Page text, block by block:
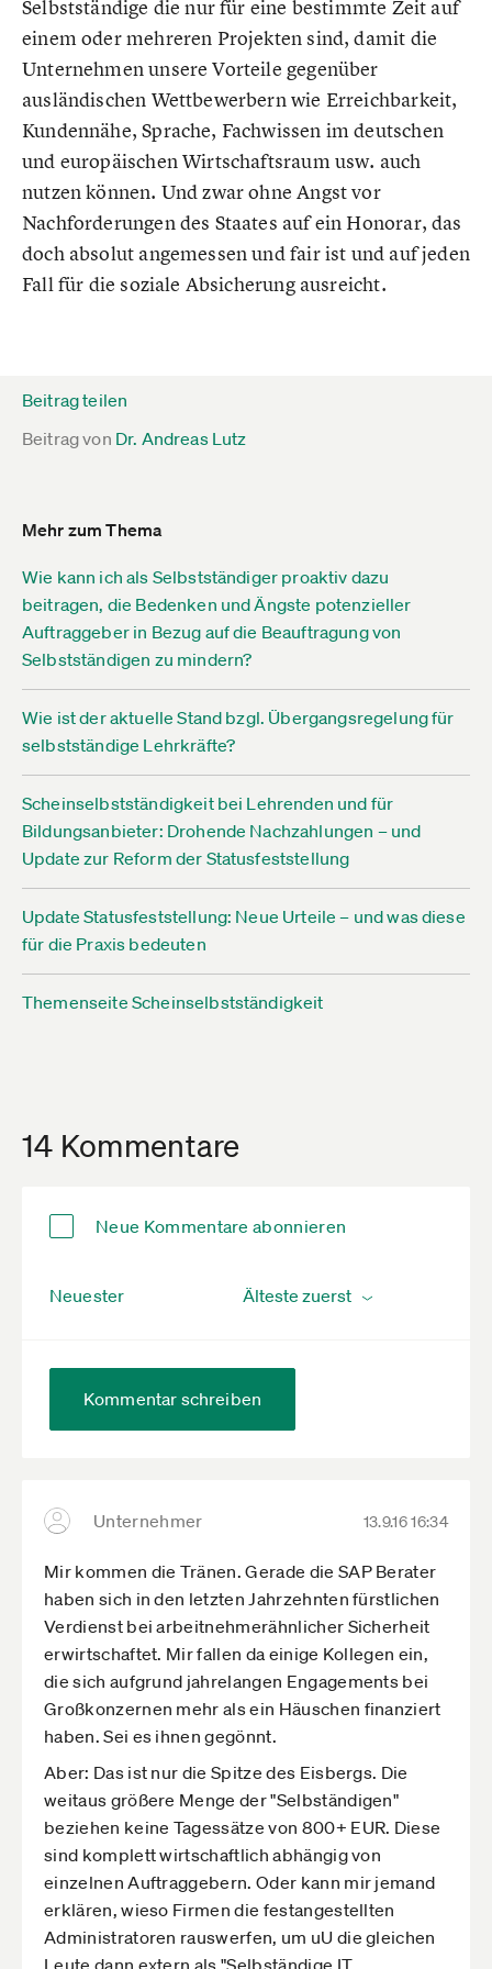
Selbstständige die nur für eine bestimmte Zeit auf
einem oder mehreren Projekten sind, damit die
Unternehmen unsere Vorteile gegenüber
ausländischen Wettbewerbern wie Erreichbarkeit,
Kundennähe, Sprache, Fachwissen im deutschen
und europäischen Wirtschaftsraum usw. auch
nutzen können. Und zwar ohne Angst vor
Nachforderungen des Staates auf ein Honorar, das
doch absolut angemessen und fair ist und auf jeden
Fall für die soziale Absicherung ausreicht.
Beitrag teilen
Beitrag von Dr. Andreas Lutz
Mehr zum Thema
Wie kann ich als Selbstständiger proaktiv dazu
beitragen, die Bedenken und Ängste potenzieller
Auftraggeber in Bezug auf die Beauftragung von
Selbstständigen zu mindern?
Wie ist der aktuelle Stand bzgl. Übergangsregelung für
selbstständige Lehrkräfte?
Scheinselbstständigkeit bei Lehrenden und für
Bildungsanbieter: Drohende Nachzahlungen – und
Update zur Reform der Statusfeststellung
Update Statusfeststellung: Neue Urteile – und was diese
für die Praxis bedeuten
Themenseite Scheinselbstständigkeit
14 Kommentare
Neue Kommentare abonnieren
Neuester
Kommentar schreiben
Unternehmer 13.9.16 16:34
Mir kommen die Tränen. Gerade die SAP Berater
haben sich in den letzten Jahrzehnten fürstlichen
Verdienst bei arbeitnehmerähnlicher Sicherheit
erwirtschaftet. Mir fallen da einige Kollegen ein,
die sich aufgrund jahrelangen Engagements bei
Großkonzernen mehr als ein Häuschen finanziert
haben. Sei es ihnen gegönnt.
Aber: Das ist nur die Spitze des Eisbergs. Die
weitaus größere Menge der "Selbständigen"
beziehen keine Tagessätze von 800+ EUR. Diese
sind komplett wirtschaftlich abhängig von
einzelnen Auftraggebern. Oder kann mir jemand
erklären, wieso Firmen die festangestellten
Administratoren rauswerfen, um uU die gleichen